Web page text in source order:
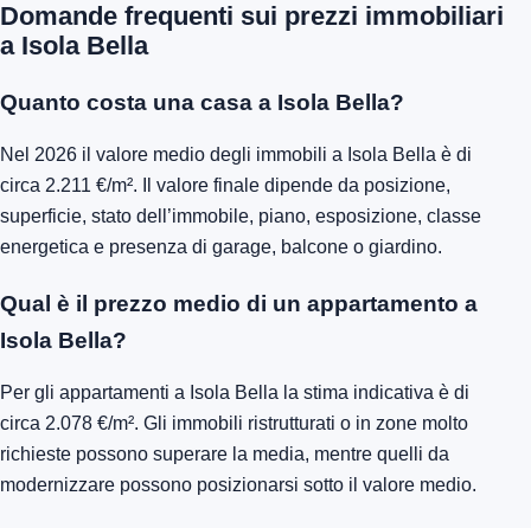
Domande frequenti sui prezzi immobiliari
a Isola Bella
Quanto costa una casa a Isola Bella?
Nel 2026 il valore medio degli immobili a Isola Bella è di
circa 2.211 €/m². Il valore finale dipende da posizione,
superficie, stato dell’immobile, piano, esposizione, classe
energetica e presenza di garage, balcone o giardino.
Qual è il prezzo medio di un appartamento a
Isola Bella?
Per gli appartamenti a Isola Bella la stima indicativa è di
circa 2.078 €/m². Gli immobili ristrutturati o in zone molto
richieste possono superare la media, mentre quelli da
modernizzare possono posizionarsi sotto il valore medio.